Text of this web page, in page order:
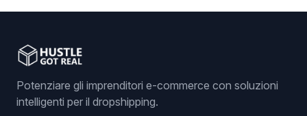
Potenziare gli imprenditori e-commerce con soluzioni
intelligenti per il dropshipping.